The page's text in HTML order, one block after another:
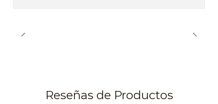
Reseñas de Productos